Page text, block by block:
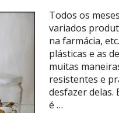
Todos os
variados
na farmácia,
plásticas e as
muitas
resistentes e
desfazer delas.
é …